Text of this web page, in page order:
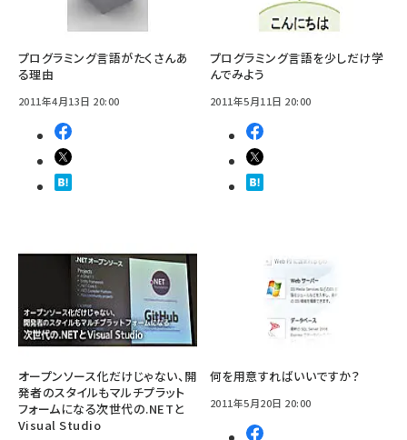
プログラミング言語がたくさんあ
る理由
2011年4月13日 20:00
プログラミング言語を少しだけ学
んでみよう
2011年5月11日 20:00
オープンソース化だけじゃない、開
発者のスタイルもマルチプラット
フォームになる次世代の.NETと
Visual Studio
何を用意すればいいですか？
2011年5月20日 20:00